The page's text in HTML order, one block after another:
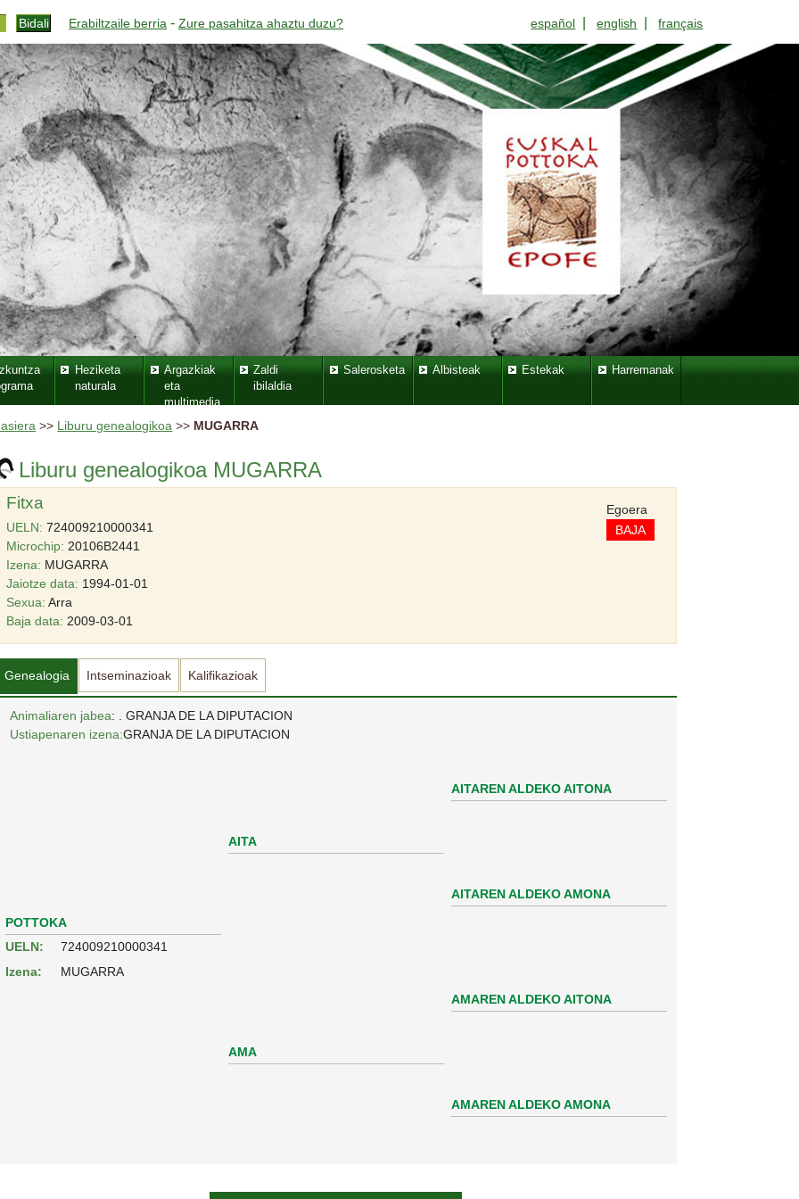
Erabiltzaile berria -Zure pasahitza ahaztu duzu? español |english |français
Heziketa
naturala
Argazkiak
eta
multimedia
Zaldi
ibilaldia
Salerosketa Albisteak Estekak Harremanak
>> Liburu genealogikoa >> MUGARRA
Liburu genealogikoa MUGARRA
Fitxa
UELN: 724009210000341
Microchip: 20106B2441
Izena: MUGARRA
Jaiotze data: 1994-01-01
Sexua: Arra
Egoera
BAJA
Baja data: 2009-03-01
Genealogia Intseminazioak Kalifikazioak
Animaliaren jabea: . GRANJA DE LA DIPUTACION
Ustiapenaren izena:GRANJA DE LA DIPUTACION
POTTOKA
UELN:
724009210000341
Izena:
MUGARRA
AITA
AITAREN ALDEKO AITONA
AITAREN ALDEKO AMONA
AMA
AMAREN ALDEKO AITONA
AMAREN ALDEKO AMONA